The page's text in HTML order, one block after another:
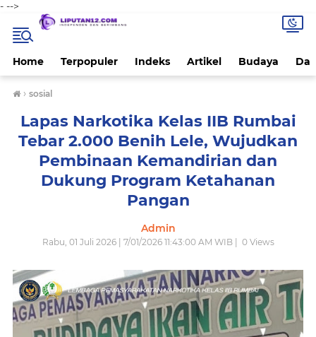
- -->
Home Terpopuler Indeks Artikel Budaya
› sosial
Lapas Narkotika Kelas IIB Rumbai
Tebar 2.000 Benih Lele, Wujudkan
Pembinaan Kemandirian dan
Dukung Program Ketahanan
Pangan
Admin
Rabu, 01 Juli 2026 | 7/01/2026 11:43:00 AM WIB | 0Views